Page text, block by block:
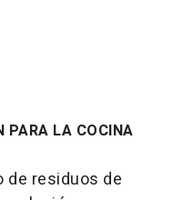
PARA LA COCINA
de residuos de